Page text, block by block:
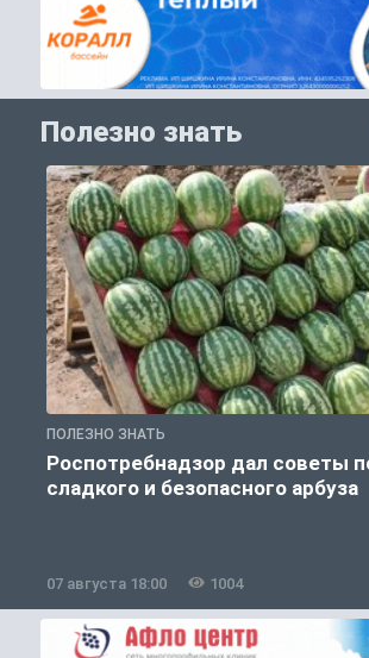
Полезно знать
ПОЛЕЗНО ЗНАТЬ
Роспотребнадзор дал советы
сладкого и безопасного арбуза
07 августа 18:00 1004